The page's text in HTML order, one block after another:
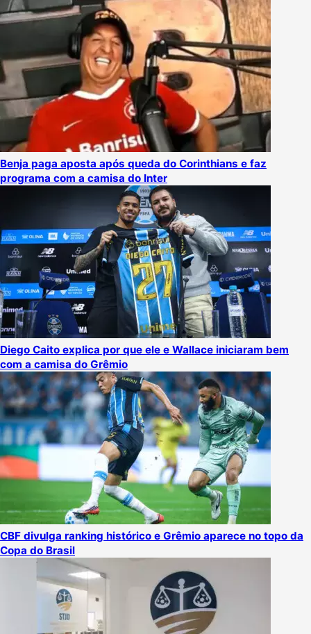
Benja paga aposta após queda do Corinthians e faz
programa com a camisa do Inter
Diego Caito explica por que ele e Wallace iniciaram bem
com a camisa do Grêmio
CBF divulga ranking histórico e Grêmio aparece no topo da
Copa do Brasil